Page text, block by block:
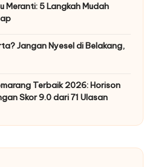
Meranti: 5 Langkah Mudah
Jangan Nyesel di Belakang,
Terbaik 2026: Horison
Skor 9.0 dari 71 Ulasan